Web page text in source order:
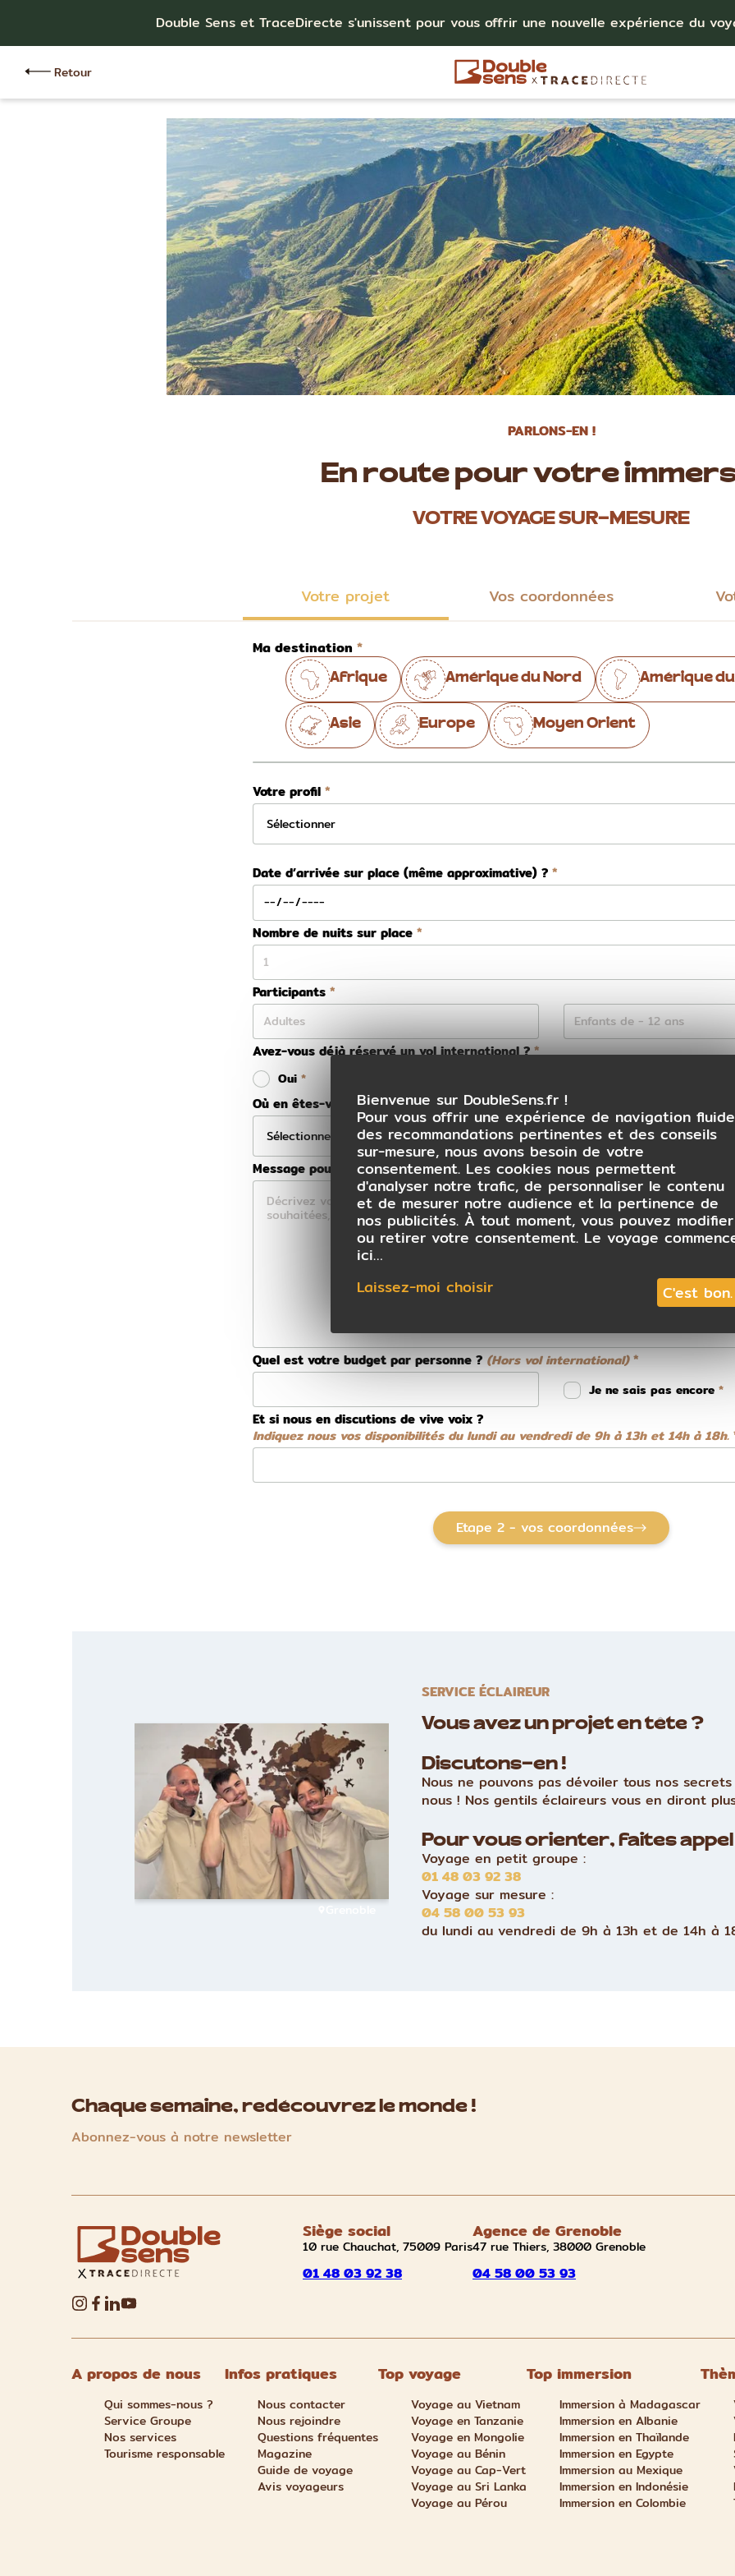
Double Sens et TraceDirecte s'unissent pour vous offrir une nouvelle expérience du
Retour
PARLONS-EN !
En route pour votre
VOTRE VOYAGE SUR-MESURE
Votre projet Vos coordonnées
Ma destination
Afrique Amérique du Nord Amérique du
Asie Europe Moyen Orient
Votre profil
Date d’arrivée sur place (même approximative) ?
Nombre de nuits sur place
Participants
Avez-vous déjà réservé un vol international ?
Oui
Où en êtes-vous dans la préparation de votre voyage ?
Message pour votre conseiller
Quel est votre budget par personne ? (Hors vol international)
Je ne sais pas encore
Et si nous en discutions de vive voix ?
Indiquez nous vos disponibilités du lundi au vendredi de 9h à 13h et 14h à 18h.
Etape 2 - vos coordonnées
Grenoble
SERVICE ÉCLAIREUR
Vous avez un projet en tête ?
Discutons-en !
Nous ne pouvons pas dévoiler tous nos
nous ! Nos gentils éclaireurs vous en diront
Pour vous orienter, faites appel
Voyage en petit groupe :
01 48 03 92 38
Voyage sur mesure :
04 58 00 53 93
du lundi au vendredi de 9h à 13h et de 14h à
Chaque semaine, redécouvrez le monde !
Abonnez-vous à notre newsletter
Siège social
10 rue Chauchat, 75009 Paris
01 48 03 92 38
Agence de Grenoble
47 rue Thiers, 38000 Grenoble
04 58 00 53 93
A propos de nous
Qui sommes-nous ?
Service Groupe
Nos services
Tourisme responsable
Infos pratiques
Nous contacter
Nous rejoindre
Questions fréquentes
Magazine
Guide de voyage
Avis voyageurs
Top voyage
Voyage au Vietnam
Voyage en Tanzanie
Voyage en Mongolie
Voyage au Bénin
Voyage au Cap-Vert
Voyage au Sri Lanka
Voyage au Pérou
Top immersion
Immersion à Madagascar
Immersion en Albanie
Immersion en Thaïlande
Immersion en Egypte
Immersion au Mexique
Immersion en Indonésie
Immersion en Colombie
Bienvenue sur DoubleSens.fr !
Pour vous offrir une expérience de navigation
des recommandations pertinentes et des conseils
sur-mesure, nous avons besoin de votre
consentement. Les cookies nous permettent
d'analyser notre trafic, de personnaliser le contenu
et de mesurer notre audience et la pertinence de
nos publicités. À tout moment, vous pouvez modifier
ou retirer votre consentement. Le voyage
ici…
Laissez-moi choisir
C'est bon.